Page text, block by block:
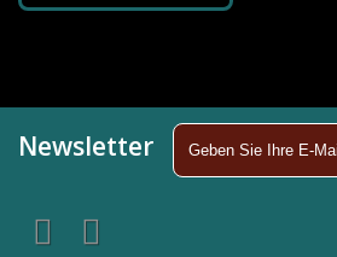
Newsletter